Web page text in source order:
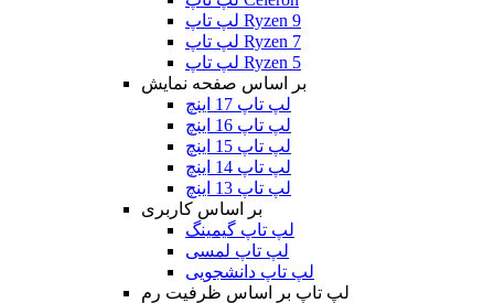
لپ تاپ Ryzen 9
لپ تاپ Ryzen 7
لپ تاپ Ryzen 5
بر اساس صفحه نمایش
لپ تاپ 17 اینچ
لپ تاپ 16 اینچ
لپ تاپ 15 اینچ
لپ تاپ 14 اینچ
لپ تاپ 13 اینچ
بر اساس کاربری
لپ تاپ گیمینگ
لپ تاپ لمسی
لپ تاپ دانشجویی
لپ تاپ بر اساس ظرفیت رم